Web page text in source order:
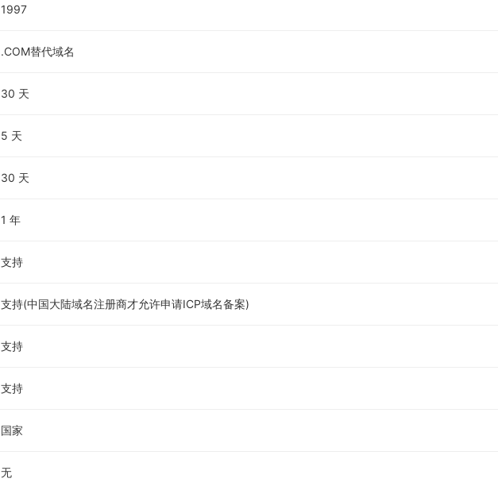
1997
.COM替代域名
30 天
5 天
30 天
1 年
支持
支持(中国大陆域名注册商才允许申请ICP域名备案)
支持
支持
国家
无